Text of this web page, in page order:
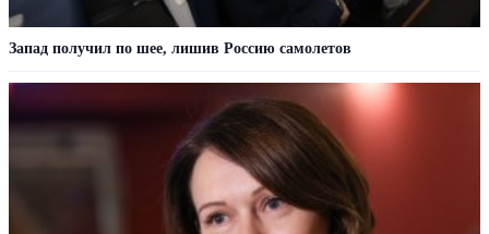
Запад получил по шее, лишив Россию самолетов